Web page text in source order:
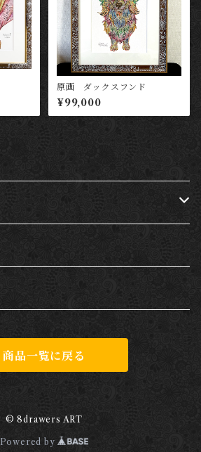
原画 ダックスフンド
¥99,000
商品一覧に戻る
© 8drawers ART
Powered by